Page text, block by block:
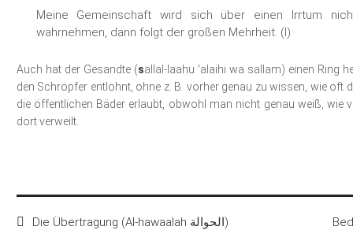
Meine Gemeinschaft wird sich über einen Irrtum
wahrnehmen, dann folgt der großen Mehrheit. (I)
Auch hat der Gesandte (sallal-laahu ‘alaihi wa sallam) einen Ring
den Schröpfer entlohnt, ohne z. B. vorher genau zu wissen, wie oft
die öffentlichen Bäder erlaubt, obwohl man nicht genau weiß, wie
dort verweilt.
Die Übertragung (Al-hawaalah الحوالة)